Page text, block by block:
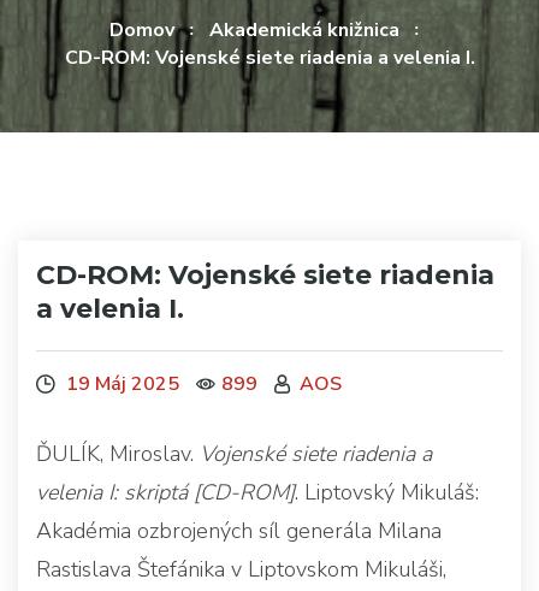
Domov
Akademická knižnica
CD-ROM: Vojenské siete riadenia a velenia I.
CD-ROM: Vojenské siete riadenia
a velenia I.
19 Máj 2025 899 AOS
ĎULÍK, Miroslav. Vojenské siete riadenia a
velenia I: skriptá [CD-ROM]. Liptovský Mikuláš:
Akadémia ozbrojených síl generála Milana
Rastislava Štefánika v Liptovskom Mikuláši,